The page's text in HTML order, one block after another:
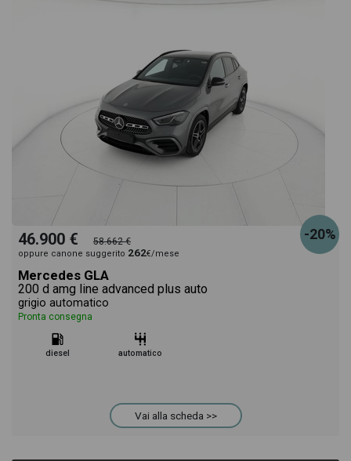
-20%
46.900 € 58.662 €
oppure canone suggerito 262€/mese
Mercedes GLA
200 d amg line advanced plus auto
grigio automatico
Pronta consegna
diesel automatico
Vai alla scheda >>